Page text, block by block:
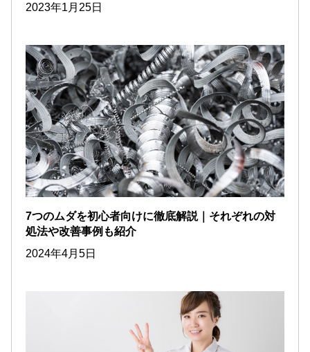
2023年1月25日
7つのムダを初心者向けに徹底解説｜それぞれの対
処法や改善事例も紹介
2024年4月5日